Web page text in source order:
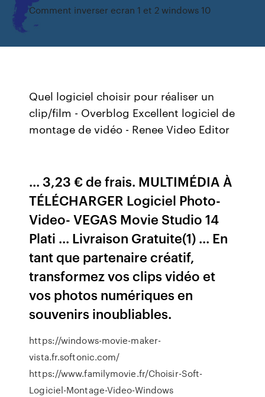
Comment inverser ecran 1 et 2 windows 10
Quel logiciel choisir pour réaliser un
clip/film - Overblog Excellent logiciel de
montage de vidéo - Renee Video Editor
... 3,23 € de frais. MULTIMÉDIA À
TÉLÉCHARGER Logiciel Photo-
Video- VEGAS Movie Studio 14
Plati ... Livraison Gratuite(1) ... En
tant que partenaire créatif,
transformez vos clips vidéo et
vos photos numériques en
souvenirs inoubliables.
https://windows-movie-maker-
vista.fr.softonic.com/
https://www.familymovie.fr/Choisir-Soft-
Logiciel-Montage-Video-Windows